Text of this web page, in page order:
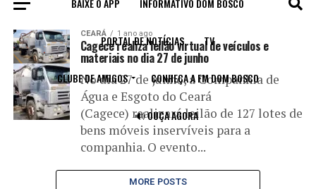
PORTAL DE NOTÍCIAS TV
CLUBE DE AMIGOS CONHEÇA A FM DOM BOSCO
🔊 OUÇA AGORA
All posts tagged "leilão virtual"
CEARÁ 1 ano ago
Cagece realiza leilão virtual de veículos e
materiais no dia 27 de junho
No dia 27 de junho, a Companhia de
Água e Esgoto do Ceará
(Cagece) realizará leilão de 127 lotes de
bens móveis inservíveis para a
companhia. O evento...
MORE POSTS